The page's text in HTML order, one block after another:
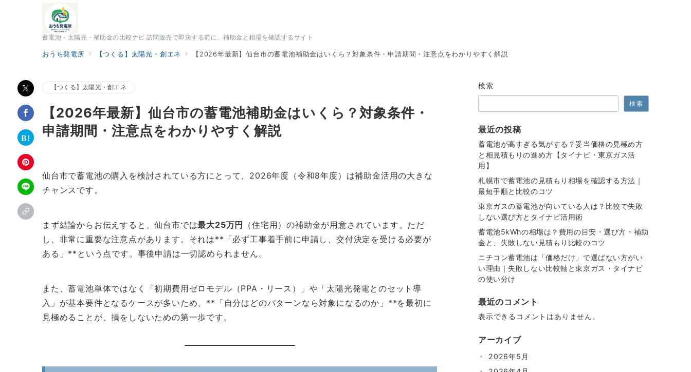
蓄電池・太陽光・補助金の比較ナビ 訪問販売で即決する前に、補助金と相場を確認するサイト
おうち発電所 【つくる】太陽光・創エネ 【2026年最新】仙台市の蓄電池補助金はいくら？対象条件・申請期間・注意点をわかりやすく解説
【つくる】太陽光・創エネ
【2026年最新】仙台市の蓄電池補助金はいくら？対象条件・
申請期間・注意点をわかりやすく解説
仙台市で蓄電池の購入を検討されている方にとって、2026年度（令和8年度）は補助金活用の大きな
チャンスです。
まず結論からお伝えすると、仙台市では最大25万円
（住宅用）の補助金が用意されています。ただ
し、非常に重要な注意点があります。それは**「必ず工事着手前に申請し、交付決定を受ける必要が
ある」**という点です。事後申請は一切認められません。
また、蓄電池単体ではなく「初期費用ゼロモデル（PPA・リース）」や「太陽光発電とのセット導
入」が基本要件となるケースが多いため、**「自分はどのパターンなら対象になるのか」**を最初に
見極めることが、損をしないための第一歩です。
検索
検索
最近の投稿
蓄電池が高すぎる気がする？妥当価格の見極め方
と相見積もりの進め方【タイナビ・東京ガス活
用】
札幌市で蓄電池の見積もり相場を確認する方法｜
最短手順と比較のコツ
東京ガスの蓄電池が向いている人は？比較で失敗
しない選び方とタイナビ活用術
蓄電池5kWhの相場は？費用の目安・選び方・補助
金と、失敗しない見積もり比較のコツ
ニチコン蓄電池は「価格だけ」で選ばない方がい
い理由｜失敗しない比較軸と東京ガス・タイナビ
の使い分け
最近のコメント
表示できるコメントはありません。
アーカイブ
2026年5月